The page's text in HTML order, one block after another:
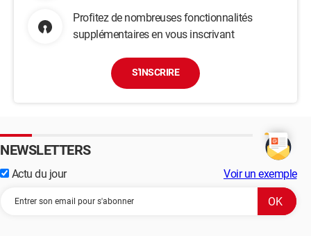
Profitez de nombreuses fonctionnalités
supplémentaires en vous inscrivant
S'INSCRIRE
NEWSLETTERS
Actu du jour Voir un exemple